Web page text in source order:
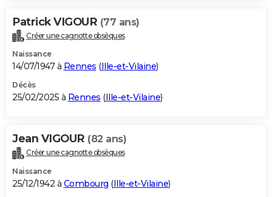
Patrick VIGOUR (77 ans)
Créer une cagnotte obsèques
Naissance
14/07/1947 à Rennes (Ille-et-Vilaine)
Décès
25/02/2025 à Rennes (Ille-et-Vilaine)
Jean VIGOUR (82 ans)
Créer une cagnotte obsèques
Naissance
25/12/1942 à Combourg (Ille-et-Vilaine)